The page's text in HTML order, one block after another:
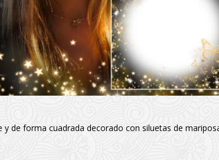
de forma cuadrada decorado con siluetas de